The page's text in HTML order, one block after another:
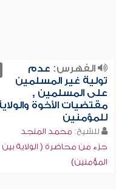
الفهرس: عدم
تولية غير المسلمين
على المسلمين ,
مقتضيات الأخوة
للمؤمنين
للشيخ: محمد المنجد
جزء من محاضرة ( الولاية بين
المؤمنين)